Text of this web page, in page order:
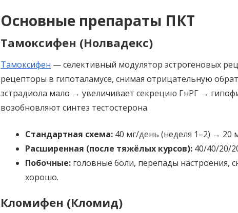
Основные препараты ПКТ
Тамоксифен (Нолвадекс)
Тамоксифен — селективный модулятор эстрогеновых
рецепторы в гипоталамусе, снимая отрицательную
эстрадиола мало → увеличивает секрецию ГнРГ →
возобновляют синтез тестостерона.
Стандартная схема: 40 мг/день (неделя 1–2) → 20
Расширенная (после тяжёлых курсов): 40/40/20/
Побочные: головные боли, перепады настроения,
хорошо.
Кломифен (Кломид)